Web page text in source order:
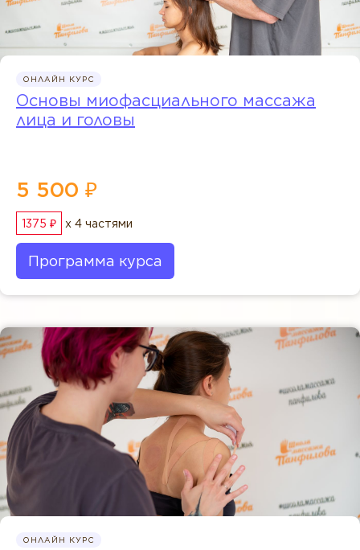
ОНЛАЙН КУРС
Основы миофасциального массажа
лица и головы
5 500 ₽
1375 ₽ x 4 частями
Программа курса
ОНЛАЙН КУРС